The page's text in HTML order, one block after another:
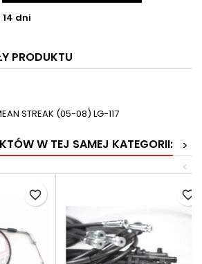
14 dni
PRODUKTU
STREAK (05-08) LG-117
W TEJ SAMEJ KATEGORII:
>
<
favorite_border favorite_border